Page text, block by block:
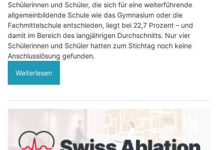
Schülerinnen und Schüler, die sich für eine weiterführende
allgemeinbildende Schule wie das Gymnasium oder die
Fachmittelschule entschieden, liegt bei 22,7 Prozent – und
damit im Bereich des langjährigen Durchschnitts. Nur vier
Schülerinnen und Schüler hatten zum Stichtag noch keine
Anschlusslösung gefunden.
Weiterlesen